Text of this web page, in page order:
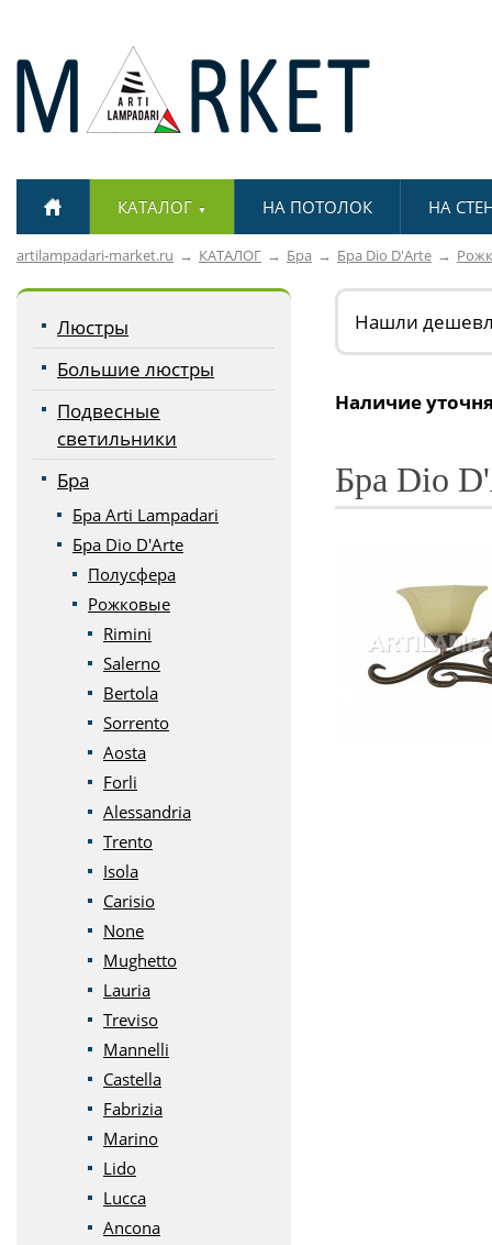
КАТАЛОГ ▼ НА ПОТОЛОК НА
artilampadari-market.ru КАТАЛОГ Бра Бра Dio D'Arte
Люстры
Большие люстры
Подвесные
светильники
Бра
Бра Arti Lampadari
Бра Dio D'Arte
Полусфера
Рожковые
Rimini
Salerno
Bertola
Sorrento
Aosta
Forli
Alessandria
Trento
Isola
Carisio
None
Mughetto
Lauria
Treviso
Mannelli
Castella
Fabrizia
Marino
Lido
Lucca
Ancona
Нашли
Наличие
Бра Dio